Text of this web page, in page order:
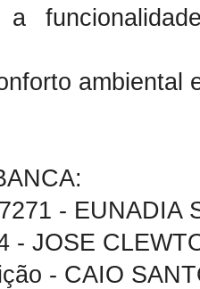
a
ambiental
- EUNADIA
- JOSE
- CAIO